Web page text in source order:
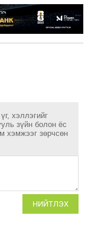
хэллэгийг
зүйн болон ёс
хэмжээг зөрчсөн
НИЙТЛЭХ